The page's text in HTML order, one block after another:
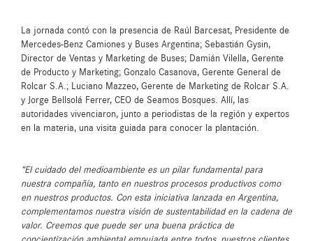
La jornada contó con la presencia de Raúl Barcesat, Presidente de
Mercedes-Benz Camiones y Buses Argentina; Sebastián Gysin,
Director de Ventas y Marketing de Buses; Damián Vilella, Gerente
de Producto y Marketing; Gonzalo Casanova, Gerente General de
Rolcar S.A.; Luciano Mazzeo, Gerente de Marketing de Rolcar S.A.
y Jorge Bellsolá Ferrer, CEO de Seamos Bosques. Allí, las
autoridades vivenciaron, junto a periodistas de la región y expertos
en la materia, una visita guiada para conocer la plantación.
“El cuidado del medioambiente es un pilar fundamental para
nuestra compañía, tanto en nuestros procesos productivos como
en nuestros productos. Con esta iniciativa lanzada en Argentina,
complementamos nuestra visión de sustentabilidad en la cadena de
valor. Creemos que puede ser una buena práctica de